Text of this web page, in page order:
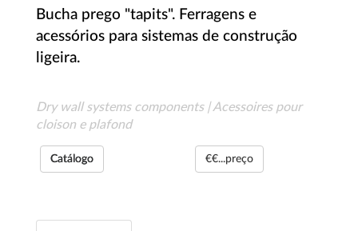
Bucha prego "tapits". Ferragens e
acessórios para sistemas de construção
ligeira.
Dry wall systems components | Acessoires pour
cloison e plafond
Catálogo €€...preço